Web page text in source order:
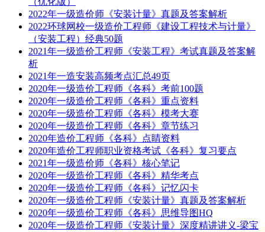
2022年一级造价师《安装计量》真题及答案解析
2022环球网校一级造价工程师《建设工程技术与计量》
（安装工程）经典50题
2021年一级造价工程师《安装工程》考试真题及答案解
析
2021年一造安装高频考点汇总49页
2020年一级造价工程师《各科》考前100题
2020年一级造价工程师《各科》重点资料
2020年一级造价工程师《各科》模考大赛
2020年一级造价工程师《各科》章节练习
2020年造价工程师《各科》点睛资料
2020年造价工程师职业资格考试《各科》复习要点
2021年一级造价师《各科》核心笔记
2020年一级造价工程师《各科》精华考点
2020年一级造价工程师《各科》记忆闪卡
2020年一级造价工程师《安装计量》真题及答案解析
2020年一级造价工程师《各科》思维导图HQ
2020年一级造价工程师《安装计量》深度精讲讲义-梁宝